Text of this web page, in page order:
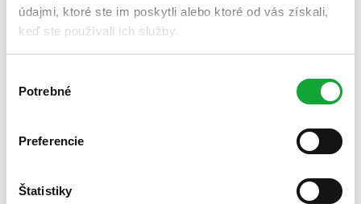
údajmi, ktoré ste im poskytli alebo ktoré od vás získali,
keď ste používali ich služby.
súhlasu
Potrebné
Preferencie
Štatistiky